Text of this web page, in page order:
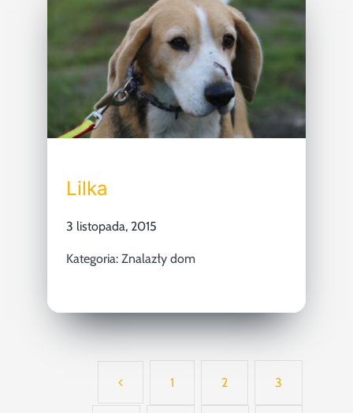
Lilka
3 listopada, 2015
Kategoria: Znalazły dom
1 2 3